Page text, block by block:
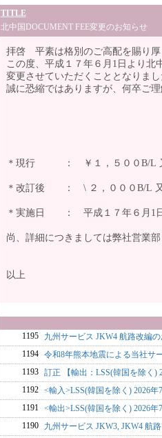
TITLE
北中国DOCUMENT FEE変更のお知らせ
拝啓 平素は格別のご高配を賜り厚
この度、平成１７年６月1日より北
変更させていただくこととなりま
誠に恐縮ではありますが、何卒ご
＊現行 ： ￥１，５００B/L
＊改訂後 ： \ ２，０００B/L
＊実施日 ： 平成１７年６月1
尚、詳細につきましては弊社営業
以上
1195
九州サービス JKW4 航路改編
1194
令和8年熊本地震による当社サ
1193
訂正 【輸出：LSS(韓国を除く)
1192
<輸入>LSS(韓国を除く) 2026年
1191
<輸出>LSS(韓国を除く) 2026年
1190
九州サービス JKW3, JKW4 航